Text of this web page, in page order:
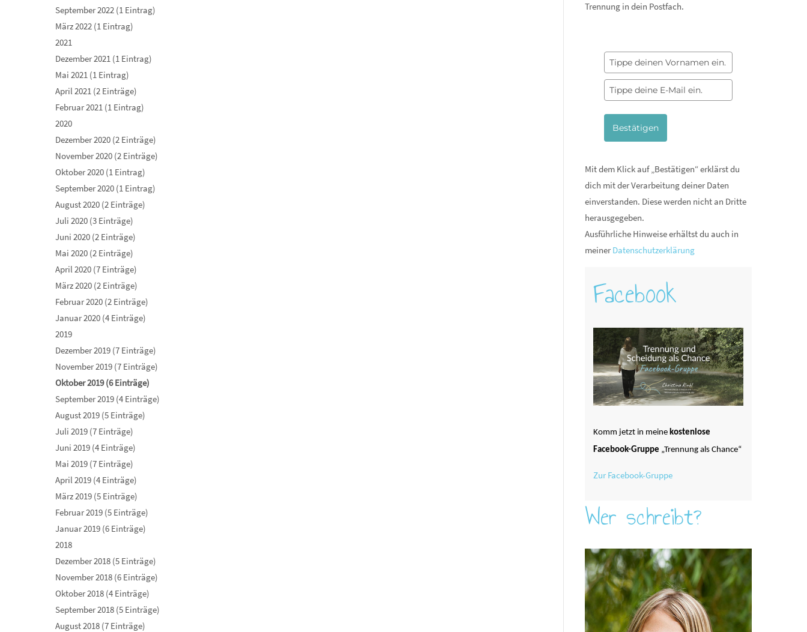
September 2022 (1 Eintrag)
März 2022 (1 Eintrag)
2021
Dezember 2021 (1 Eintrag)
Mai 2021 (1 Eintrag)
April 2021 (2 Einträge)
Februar 2021 (1 Eintrag)
2020
Dezember 2020 (2 Einträge)
November 2020 (2 Einträge)
Oktober 2020 (1 Eintrag)
September 2020 (1 Eintrag)
August 2020 (2 Einträge)
Juli 2020 (3 Einträge)
Juni 2020 (2 Einträge)
Mai 2020 (2 Einträge)
April 2020 (7 Einträge)
März 2020 (2 Einträge)
Februar 2020 (2 Einträge)
Januar 2020 (4 Einträge)
2019
Dezember 2019 (7 Einträge)
November 2019 (7 Einträge)
Oktober 2019 (6 Einträge)
September 2019 (4 Einträge)
August 2019 (5 Einträge)
Juli 2019 (7 Einträge)
Juni 2019 (4 Einträge)
Mai 2019 (7 Einträge)
April 2019 (4 Einträge)
März 2019 (5 Einträge)
Februar 2019 (5 Einträge)
Januar 2019 (6 Einträge)
2018
Dezember 2018 (5 Einträge)
November 2018 (6 Einträge)
Oktober 2018 (4 Einträge)
September 2018 (5 Einträge)
August 2018 (7 Einträge)
Trennung in dein Postfach.
Bestätigen
Mit dem Klick auf „Bestätigen“ erklärst du
dich mit der Verarbeitung deiner Daten
einverstanden. Diese werden nicht an Dritte
herausgegeben.
Ausführliche Hinweise erhältst du auch in
meiner Datenschutzerklärung
Facebook
Komm jetzt in meine kostenlose
Facebook-Gruppe „Trennung als Chance“
Zur Facebook-Gruppe
Wer schreibt?